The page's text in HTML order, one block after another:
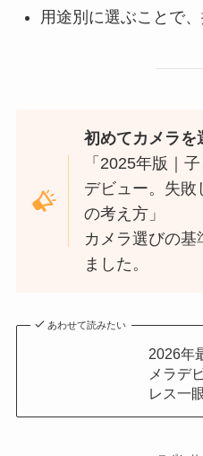
用途別に選ぶことで
初めてカメラを
「2025年版｜
デビュー。失敗
の考え方」
カメラ選びの基
ました。
あわせて読みたい
2026年
メラデ
レス一